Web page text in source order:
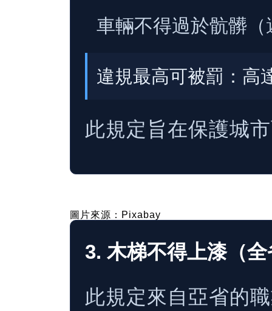
車輛不得過於骯髒
違規最高可被罰：高
此規定旨在保護城
圖片來源：Pixabay
3. 木梯不得上漆（
此規定來自亞省的